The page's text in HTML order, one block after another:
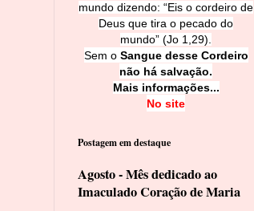
mundo dizendo: “Eis o cordeiro de
Deus que tira o pecado do
mundo” (Jo 1,29).
Sem o Sangue desse Cordeiro
não há salvação.
Mais informações...
No site
Postagem em destaque
Agosto - Mês dedicado ao
Imaculado Coração de Maria